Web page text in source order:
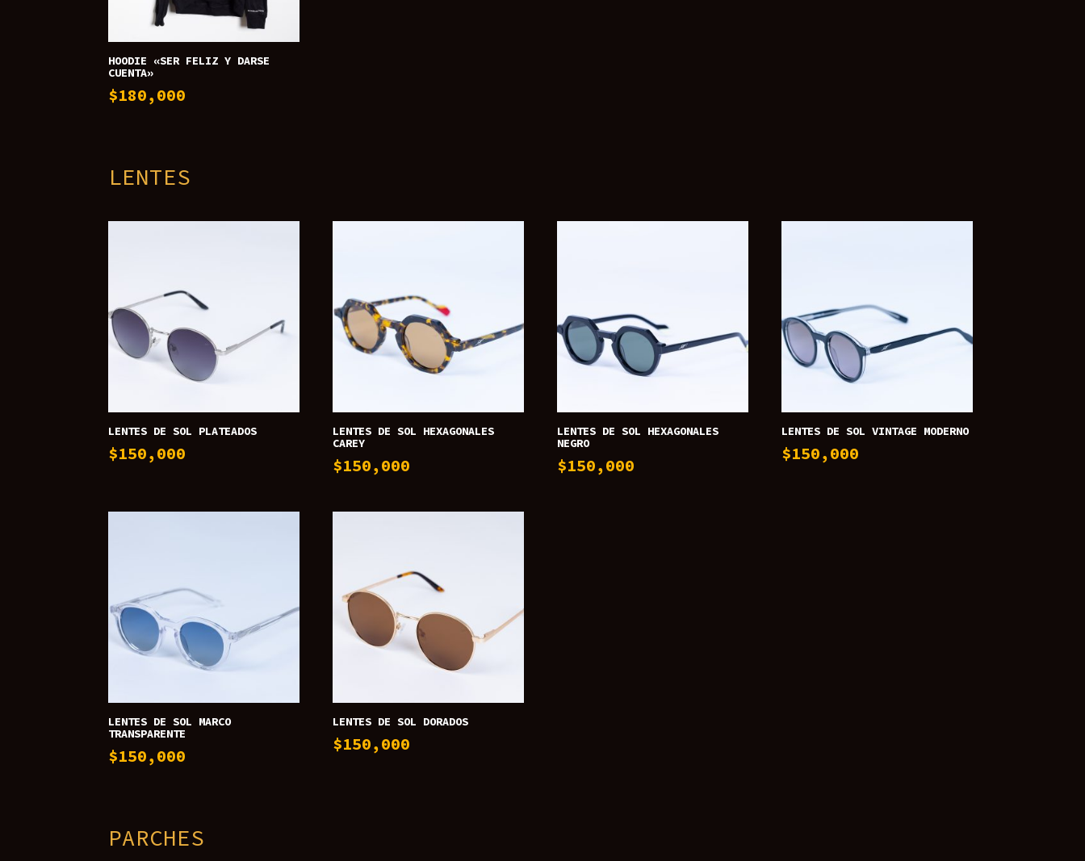
HOODIE «SER FELIZ Y DARSE
CUENTA»
$180,000
LENTES
LENTES DE SOL PLATEADOS
$150,000
LENTES DE SOL HEXAGONALES
CAREY
$150,000
LENTES DE SOL HEXAGONALES
NEGRO
$150,000
LENTES DE SOL VINTAGE MODERNO
$150,000
LENTES DE SOL MARCO
TRANSPARENTE
$150,000
LENTES DE SOL DORADOS
$150,000
PARCHES